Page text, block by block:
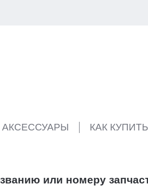
АКСЕССУАРЫ КАК КУПИТЬ
или номеру